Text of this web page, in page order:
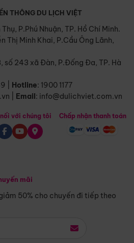
THÔNG DU LỊCH VIỆT
P.Phú Nhuận, TP. Hồ Chí Minh.
Thị Minh Khai, P.Cầu Ông Lãnh,
số 243 xã Đàn, P.Đống Đa, TP. Hà
Hotline: 1900 1177
Email: info@dulichviet.com.vn
mãi
50% cho chuyến đi tiếp theo
nối với chúng tôi Chấp nhận thanh toán